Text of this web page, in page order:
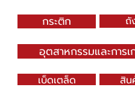
กระติก ถั
อุตสาหกรรมและการ
เบ็ดเตล็ด สิน